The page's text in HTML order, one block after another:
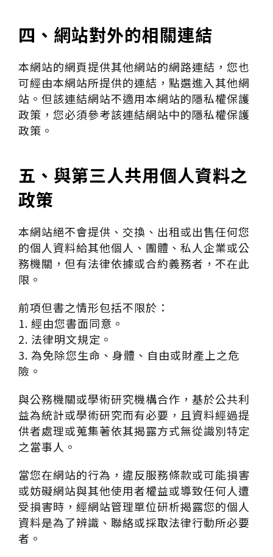
四、網站對外的相關連結
本網站的網頁提供其他網站的網路連結，您也
可經由本網站所提供的連結，點選進入其他網
站。但該連結網站不適用本網站的隱私權保護
政策，您必須參考該連結網站中的隱私權保護
政策。
五、與第三人共用個人資料之
政策
本網站絕不會提供、交換、出租或出售任何您
的個人資料給其他個人、團體、私人企業或公
務機關，但有法律依據或合約義務者，不在此
限。
前項但書之情形包括不限於：
1. 經由您書面同意。
2. 法律明文規定。
3. 為免除您生命、身體、自由或財產上之危
險。
與公務機關或學術研究機構合作，基於公共利
益為統計或學術研究而有必要，且資料經過提
供者處理或蒐集著依其揭露方式無從識別特定
之當事人。
當您在網站的行為，違反服務條款或可能損害
或妨礙網站與其他使用者權益或導致任何人遭
受損害時，經網站管理單位研析揭露您的個人
資料是為了辨識、聯絡或採取法律行動所必要
者。